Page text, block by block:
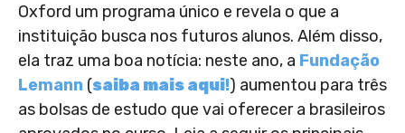
Oxford um programa único e revela o que a
instituição busca nos futuros alunos. Além disso,
ela traz uma boa notícia: neste ano, a Fundação
Lemann (saiba mais aqui!) aumentou para três
as bolsas de estudo que vai oferecer a brasileiros